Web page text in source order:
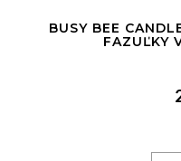
BUSY BEE
FAZUĽKY